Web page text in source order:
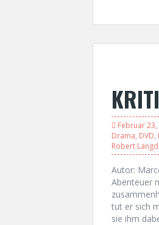
Februar 23,
Drama, DVD,
Robert
Autor:
Abenteuer
tut er sich
sie ihm